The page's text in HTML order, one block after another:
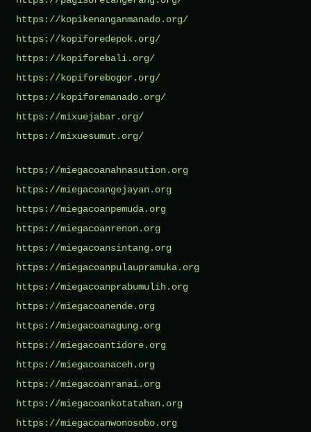
https://kopikenanganmanado.org/
https://kopiforedepok.org/
https://kopiforebali.org/
https://kopiforebogor.org/
https://kopiforemanado.org/
https://mixuejabar.org/
https://mixuesumut.org/
https://miegacoanahnasution.org
https://miegacoangejayan.org
https://miegacoanpemuda.org
https://miegacoanrenon.org
https://miegacoansintang.org
https://miegacoanpulaupramuka.org
https://miegacoanprabumulih.org
https://miegacoanende.org
https://miegacoanagung.org
https://miegacoantidore.org
https://miegacoanaceh.org
https://miegacoanranai.org
https://miegacoankotatahan.org
https://miegacoanwonosobo.org